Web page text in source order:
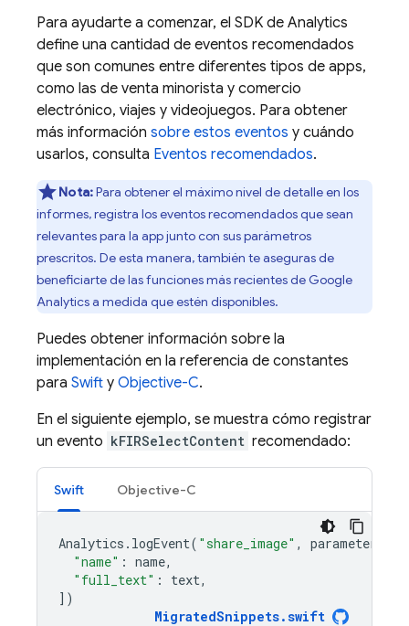
Para ayudarte a comenzar, el SDK de Analytics
define una cantidad de eventos recomendados
que son comunes entre diferentes tipos de apps,
como las de venta minorista y comercio
electrónico, viajes y videojuegos. Para obtener
más información sobre estos eventos y cuándo
usarlos, consulta Eventos recomendados.
Nota:Para obtener el máximo nivel de detalle en los
informes, registra los eventos recomendados que sean
relevantes para la app junto con sus parámetros
prescritos. De esta manera, también te aseguras de
beneficiarte de las funciones más recientes de Google
Analyticsa medida que estén disponibles.
Puedes obtener información sobre la
implementación en la referencia de constantes
para Swift y Objective-C.
En el siguiente ejemplo, se muestra cómo registrar
un evento kFIRSelectContent recomendado:
Swift Objective-C
Analytics . logEvent( "share_image" , parameters
"name" : name,
"full_text" : text,
])
MigratedSnippets.swift